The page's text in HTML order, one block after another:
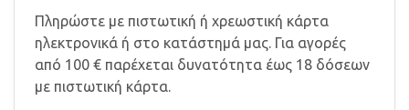
Πληρώστε με πιστωτική ή χρεωστική κάρτα
ηλεκτρονικά ή στο κατάστημά μας. Για αγορές
από 100 € παρέχεται δυνατότητα έως 18 δόσεων
με πιστωτική κάρτα.